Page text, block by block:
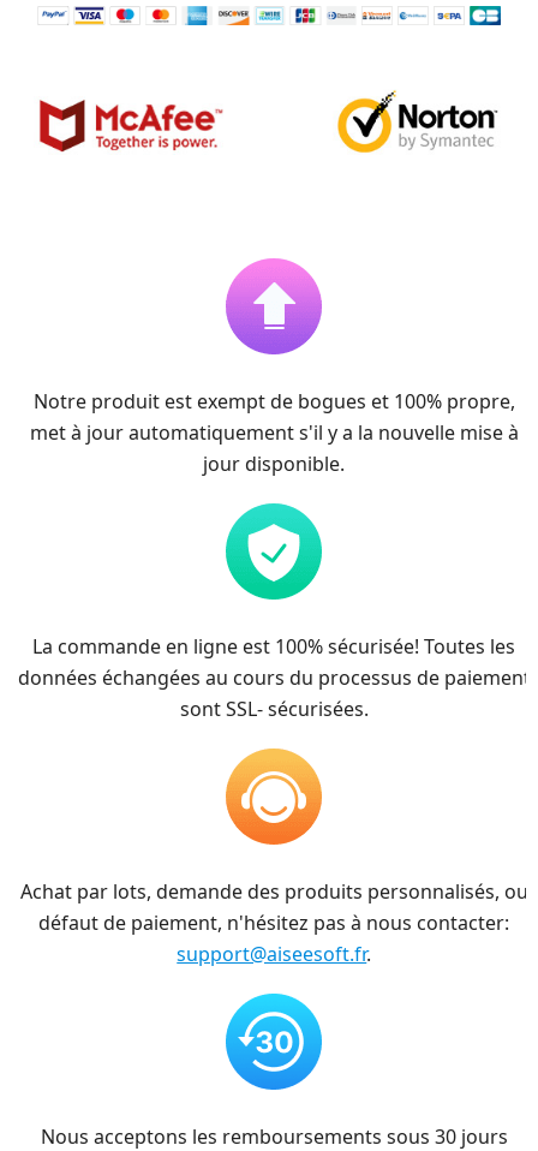
Notre produit est exempt de bogues et 100% propre,
met à jour automatiquement s'il y a la nouvelle mise à
jour disponible.
La commande en ligne est 100% sécurisée! Toutes les
données échangées au cours du processus de paiement
sont SSL- sécurisées.
Achat par lots, demande des produits personnalisés, ou
défaut de paiement, n'hésitez pas à nous contacter:
support@aiseesoft.fr.
Nous acceptons les remboursements sous 30 jours